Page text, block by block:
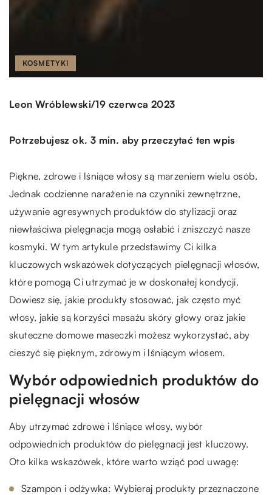
KOSMETYKI
Leon Wróblewski/19 czerwca 2023
Potrzebujesz ok. 3 min. aby przeczytać ten wpis
Piękne, zdrowe i lśniące włosy są marzeniem wielu osób.
Jednak codzienne narażenie na czynniki zewnętrzne,
używanie agresywnych produktów do stylizacji oraz
niewłaściwa pielęgnacja mogą osłabić i zniszczyć nasze
kosmyki. W tym artykule przedstawimy Ci kilka
kluczowych wskazówek dotyczących pielęgnacji włosów,
które pomogą Ci utrzymać je w doskonałej kondycji.
Dowiesz się, jakie produkty stosować, jak często myć
włosy, jakie są korzyści masażu skóry głowy oraz jakie
skuteczne domowe maseczki możesz wykorzystać, aby
cieszyć się pięknym, zdrowym i lśniącym włosem.
Wybór odpowiednich produktów do
pielęgnacji włosów
Aby utrzymać zdrowe i lśniące włosy, wybór
odpowiednich produktów do pielęgnacji jest kluczowy.
Oto kilka wskazówek, które warto wziąć pod uwagę:
Szampon i odżywka: Wybieraj produkty przeznaczone